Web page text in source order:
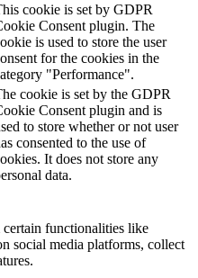
cookie is set by GDPR
Consent plugin. The
is used to store the user
for the cookies in the
"Performance".
cookie is set by the GDPR
Consent plugin and is
to store whether or not user
consented to the use of
It does not store any
data.
functionalities like
social media platforms, collect